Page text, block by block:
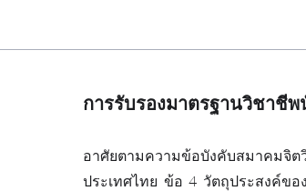
การรับรองมาตรฐานวิชาชี
อาศัยตามความข้อบังคับสมาคมจิต
ประเทศไทย ข้อ 4 วัตถุประสงค์ข